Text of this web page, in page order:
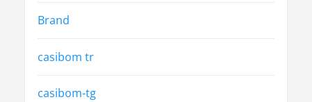
Brand
casibom tr
casibom-tg